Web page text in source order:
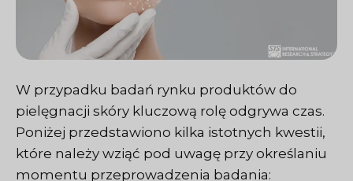
W przypadku badań rynku produktów do
pielęgnacji skóry kluczową rolę odgrywa czas.
Poniżej przedstawiono kilka istotnych kwestii,
które należy wziąć pod uwagę przy określaniu
momentu przeprowadzenia badania: